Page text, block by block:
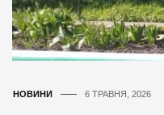
НОВИНИ 6 ТРАВНЯ, 2026